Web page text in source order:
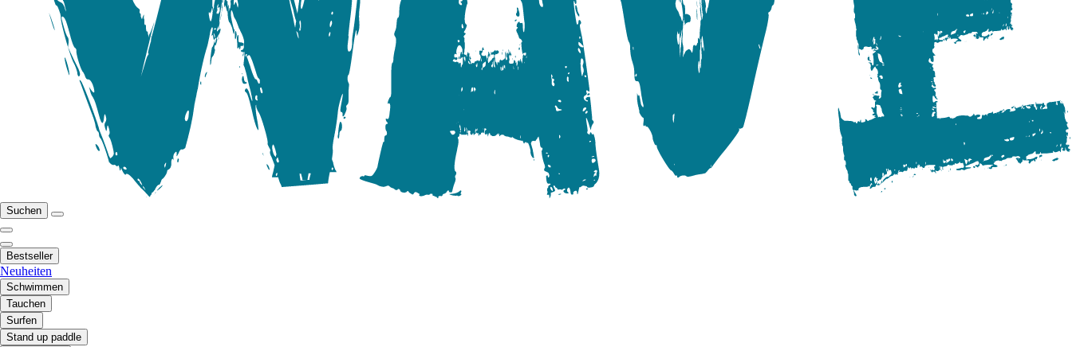
Suchen
Bestseller
Neuheiten
Schwimmen
Tauchen
Surfen
Stand up paddle